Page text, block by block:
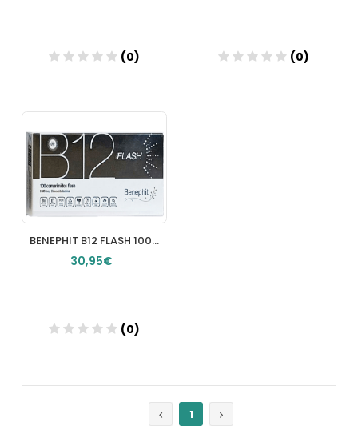
(0) (0)
BENEPHIT B12 FLASH 100 COMPRIMIDOS
30,95€
(0)
1